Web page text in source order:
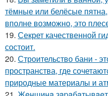
тёмные или белёсые
вполне возможно, это
19. Секрет качественной
состоит.
20. Строительство бани -
пространства, где
природные материалы и